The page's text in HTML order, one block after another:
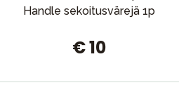
Handle sekoitusvärejä 1p
€ 10